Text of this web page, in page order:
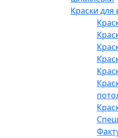
Краски для